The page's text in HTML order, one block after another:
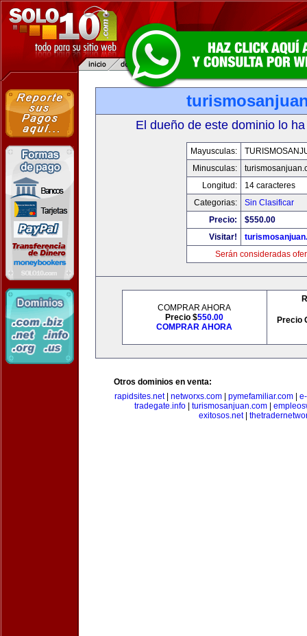
El dueño de este dominio lo
Mayusculas:
Minusculas:
Longitud:
14 caracteres
Categorias:
Sin Clasificar
Precio:
$550.00
Visitar!
Serán consideradas
COMPRAR AHORA
Precio $550.00
COMPRAR AHORA
Precio
Otros dominios en venta:
rapidsites.net| networxs.com| pymefamiliar.com|
tradegate.info| turismosanjuan.com|
exitosos.net|